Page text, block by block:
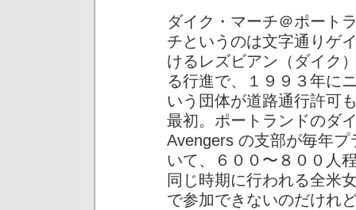
ダイク・マーチ＠ポート
チというのは文字通りゲ
けるレズビアン（ダイク
る行進で、１９９３年に
いう団体が道路通行許可
最初。ポートランドのダ
Avengers の支部が毎年
いて、６００〜８００人
同じ時期に行われる全米
で参加できないのだけれ